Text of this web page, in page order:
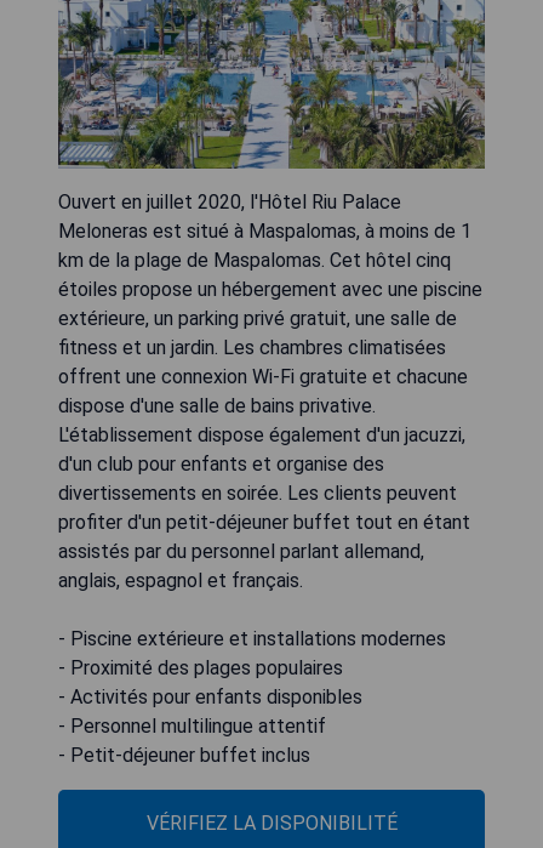
Ouvert en juillet 2020, l'Hôtel Riu Palace
Meloneras est situé à Maspalomas, à moins de 1
km de la plage de Maspalomas. Cet hôtel cinq
étoiles propose un hébergement avec une piscine
extérieure, un parking privé gratuit, une salle de
fitness et un jardin. Les chambres climatisées
offrent une connexion Wi-Fi gratuite et chacune
dispose d'une salle de bains privative.
L'établissement dispose également d'un jacuzzi,
d'un club pour enfants et organise des
divertissements en soirée. Les clients peuvent
profiter d'un petit-déjeuner buffet tout en étant
assistés par du personnel parlant allemand,
anglais, espagnol et français.
- Piscine extérieure et installations modernes
- Proximité des plages populaires
- Activités pour enfants disponibles
- Personnel multilingue attentif
- Petit-déjeuner buffet inclus
VÉRIFIEZ LA DISPONIBILITÉ